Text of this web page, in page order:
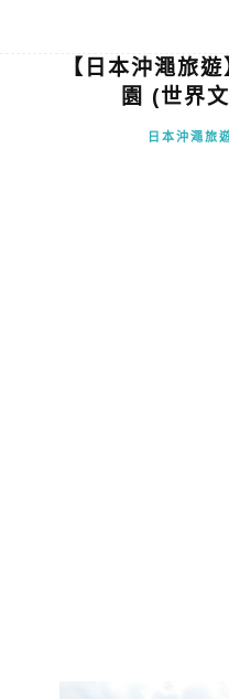
【日本沖澠旅
園 (世界
日本沖澠旅